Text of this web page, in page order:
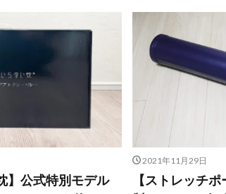
】公式特別モデル
2021年11月29日
【ストレッチ